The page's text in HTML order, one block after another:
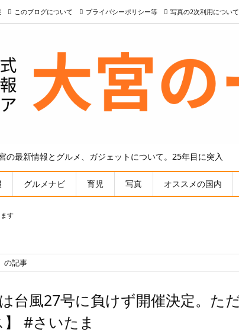
の最新情報とグルメ、ガジェットについて。25年目に突入
グルメナビ 育児 写真 オススメの国内
このブログについて プライバシーポリシー等 写真の2次利用について
す
の記事
台風27号に負けず開催決定。た
#さいたま